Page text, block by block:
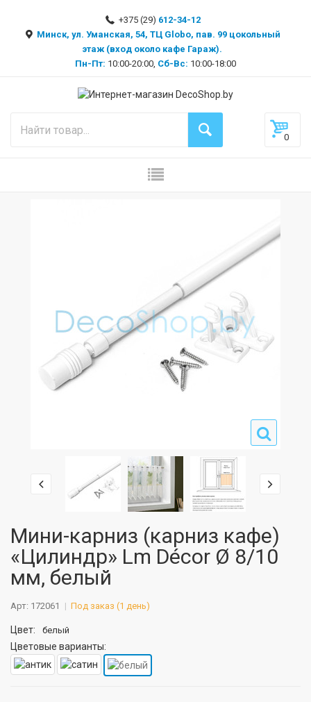
+375 (29) 612-34-12
Минск, ул. Уманская, 54, ТЦ Globo, пав. 99 цокольный
этаж (вход около кафе Гараж).
Пн-Пт: 10:00-20:00, Сб-Вс: 10:00-18:00
0
Мини-карниз (карниз кафе)
«Цилиндр» Lm Décor Ø 8/10
мм, белый
Арт: 172061 Под заказ (1 день)
Цвет: белый
Цветовые варианты: